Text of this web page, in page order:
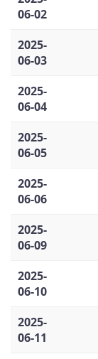
06-02
2025-
06-03
2025-
06-04
2025-
06-05
2025-
06-06
2025-
06-09
2025-
06-10
2025-
06-11